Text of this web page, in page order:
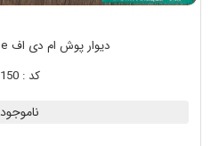
دیوار پوش ام دی اف Brown-Antique
کد : 150
ناموجود